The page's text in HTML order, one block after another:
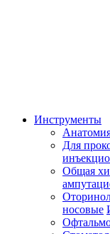
Инструменты
Для
Общая
носовые